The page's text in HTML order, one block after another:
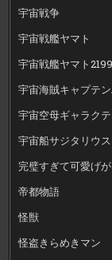
宇宙戦争
宇宙戦艦ヤマト
宇宙戦艦ヤマト2199
宇宙海賊キャプテ
宇宙空母ギャラク
宇宙船サジタリウス
完璧すぎて可愛げ
帝都物語
怪獣
怪盗きらめきマン